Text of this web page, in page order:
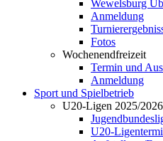
Wewelsburg
Anmeldung
Fotos
Wochenendfreizeit
Termin und
Anmeldung
Sport und Spielbetrieb
U20-Ligen 2025/2026
U20-